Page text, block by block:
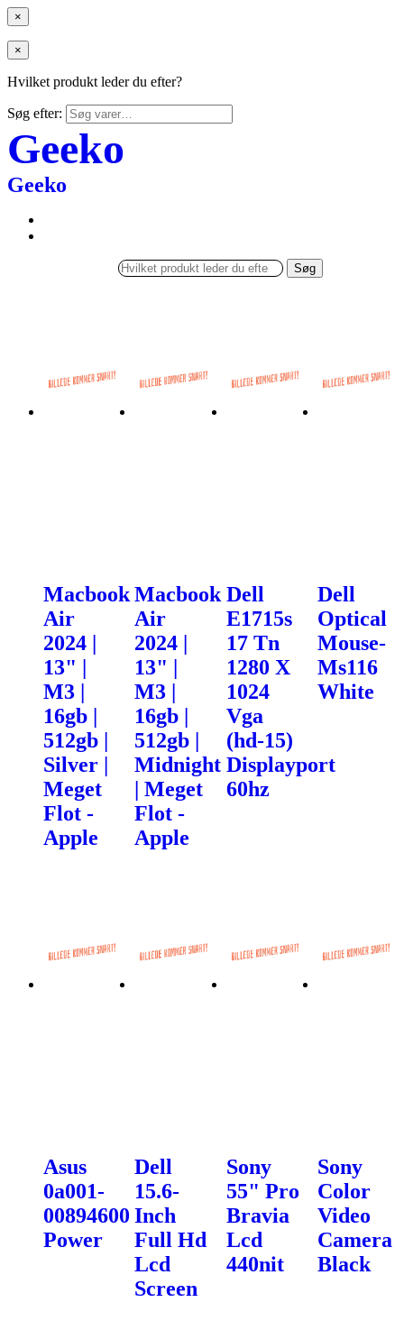
×
×
Hvilket produkt leder du efter?
Søg efter:
Geeko
Geeko
Søg
Macbook
Air
2024 |
13" |
M3 |
16gb |
512gb |
Silver |
Meget
Flot -
Apple
Macbook
Air
2024 |
13" |
M3 |
16gb |
512gb |
Midnight
| Meget
Flot -
Apple
Dell
E1715s
17 Tn
1280 X
1024
Vga
(hd-15)
Displayport
60hz
Dell
Optical
Mouse-
Ms116
White
Asus
0a001-
00894600
Power
Dell
15.6-
Inch
Full Hd
Lcd
Screen
Sony
55" Pro
Bravia
Lcd
440nit
Sony
Color
Video
Camera
Black